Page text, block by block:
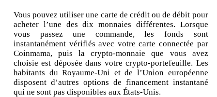
Vous pouvez utiliser une carte de crédit ou de débit pour
acheter l’une des dix monnaies différentes. Lorsque
vous passez une commande, les fonds sont
instantanément vérifiés avec votre carte connectée par
Coinmama, puis la crypto-monnaie que vous avez
choisie est déposée dans votre crypto-portefeuille. Les
habitants du Royaume-Uni et de l’Union européenne
disposent d’autres options de financement instantané
qui ne sont pas disponibles aux États-Unis.